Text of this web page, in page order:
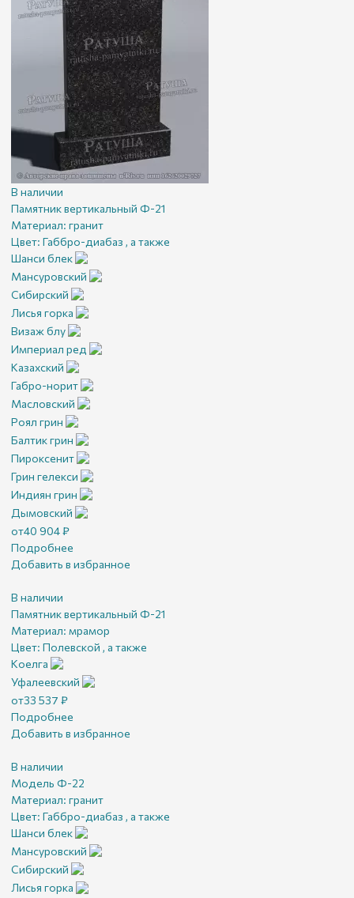
В наличии
Памятник вертикальный Ф-21
Материал: гранит
Цвет: Габбро-диабаз , а также
Шанси блек
Мансуровский
Сибирский
Лисья горка
Визаж блу
Империал ред
Казахский
Габро-норит
Масловский
Роял грин
Балтик грин
Пироксенит
Грин гелекси
Индиян грин
Дымовский
от40 904₽
Подробнее
Добавить в избранное
В наличии
Памятник вертикальный Ф-21
Материал: мрамор
Цвет: Полевской , а также
Коелга
Уфалеевский
от33 537 ₽
Подробнее
Добавить в избранное
В наличии
Модель Ф-22
Материал: гранит
Цвет: Габбро-диабаз , а также
Шанси блек
Мансуровский
Сибирский
Лисья горка